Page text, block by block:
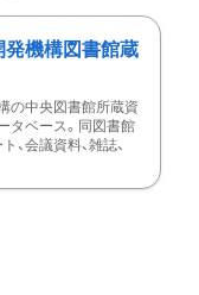
発機構図書館蔵
の中央図書館所蔵資
タベース。同図書館
、会議資料、雑誌、